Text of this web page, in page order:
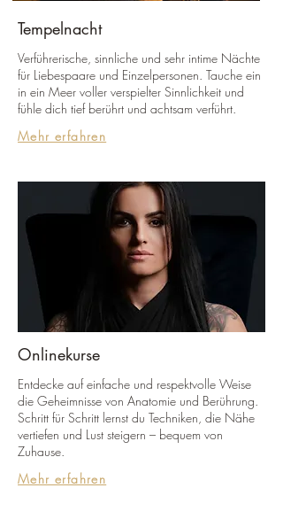
Tempelnacht
Verführerische, sinnliche und sehr intime Nächte
für Liebespaare und Einzelpersonen. Tauche ein
in ein Meer voller verspielter Sinnlichkeit und
fühle dich tief berührt und achtsam verführt.
Mehr erfahren
Onlinekurse
Entdecke auf einfache und respektvolle Weise
die Geheimnisse von Anatomie und Berührung.
Schritt für Schritt lernst du Techniken, die Nähe
vertiefen und Lust steigern – bequem von
Zuhause.
Mehr erfahren